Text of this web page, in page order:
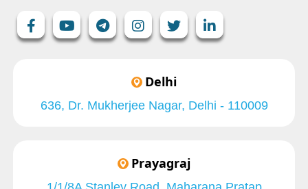
Delhi
636, Dr. Mukherjee Nagar, Delhi - 110009
Prayagraj